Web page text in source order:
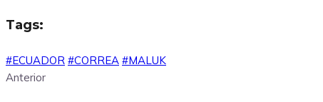
Tags:
#ECUADOR #CORREA #MALUK
Anterior